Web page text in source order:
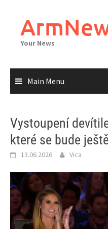
content
Your News
Main Menu
Vystoupení
které se bude
13.06.2026 Vica